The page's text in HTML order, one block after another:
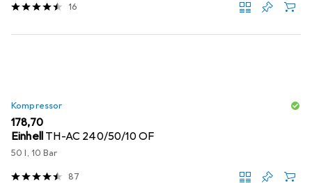
16
Kompressor
EUR
178,70
Einhell TH-AC 240/50/10 OF
50 l, 10 Bar
87